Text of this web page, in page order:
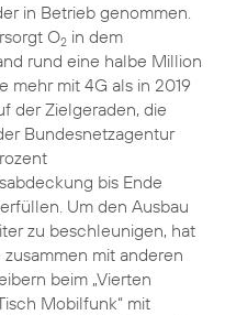
in Betrieb genommen.
O2in dem
rund eine halbe Million
mehr mit 4G als in 2019
der Zielgeraden, die
Bundesnetzagentur
bis Ende
Um den Ausbau
zu beschleunigen, hat
mit anderen
beim „Vierten
Mobilfunk“ mit